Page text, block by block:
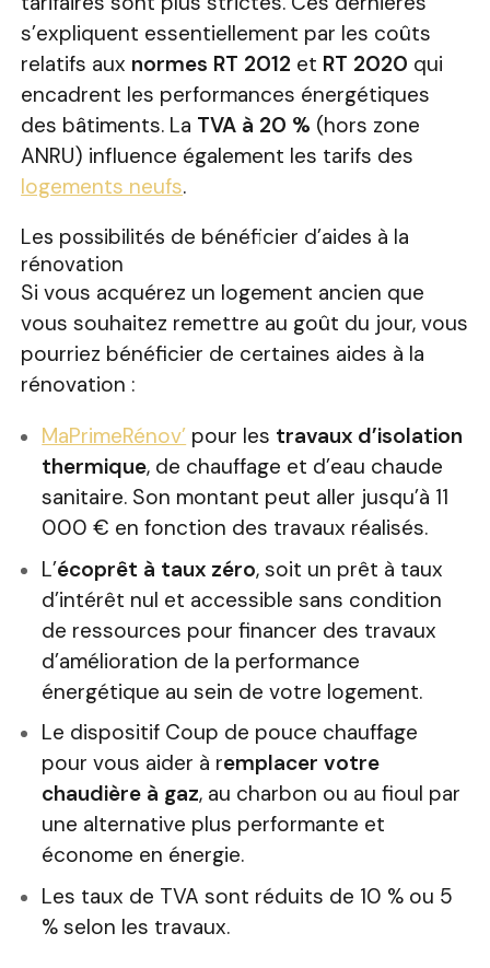
s’expliquent essentiellement par les coûts
relatifs aux normes RT 2012 et RT 2020 qui
encadrent les performances énergétiques
des bâtiments. La TVA à 20 % (hors zone
ANRU) influence également les tarifs des
logements neufs.
Les possibilités de bénéficier d’aides à la
rénovation
Si vous acquérez un logement ancien que
vous souhaitez remettre au goût du jour, vous
pourriez bénéficier de certaines aides à la
rénovation :
MaPrimeRénov’ pour les travaux d’isolation
thermique, de chauffage et d’eau chaude
sanitaire. Son montant peut aller jusqu’à 11
000 € en fonction des travaux réalisés.
L’écoprêt à taux zéro, soit un prêt à taux
d’intérêt nul et accessible sans condition
de ressources pour financer des travaux
d’amélioration de la performance
énergétique au sein de votre logement.
Le dispositif Coup de pouce chauffage
pour vous aider à remplacer votre
chaudière à gaz, au charbon ou au fioul par
une alternative plus performante et
économe en énergie.
Les taux de TVA sont réduits de 10 % ou 5
% selon les travaux.